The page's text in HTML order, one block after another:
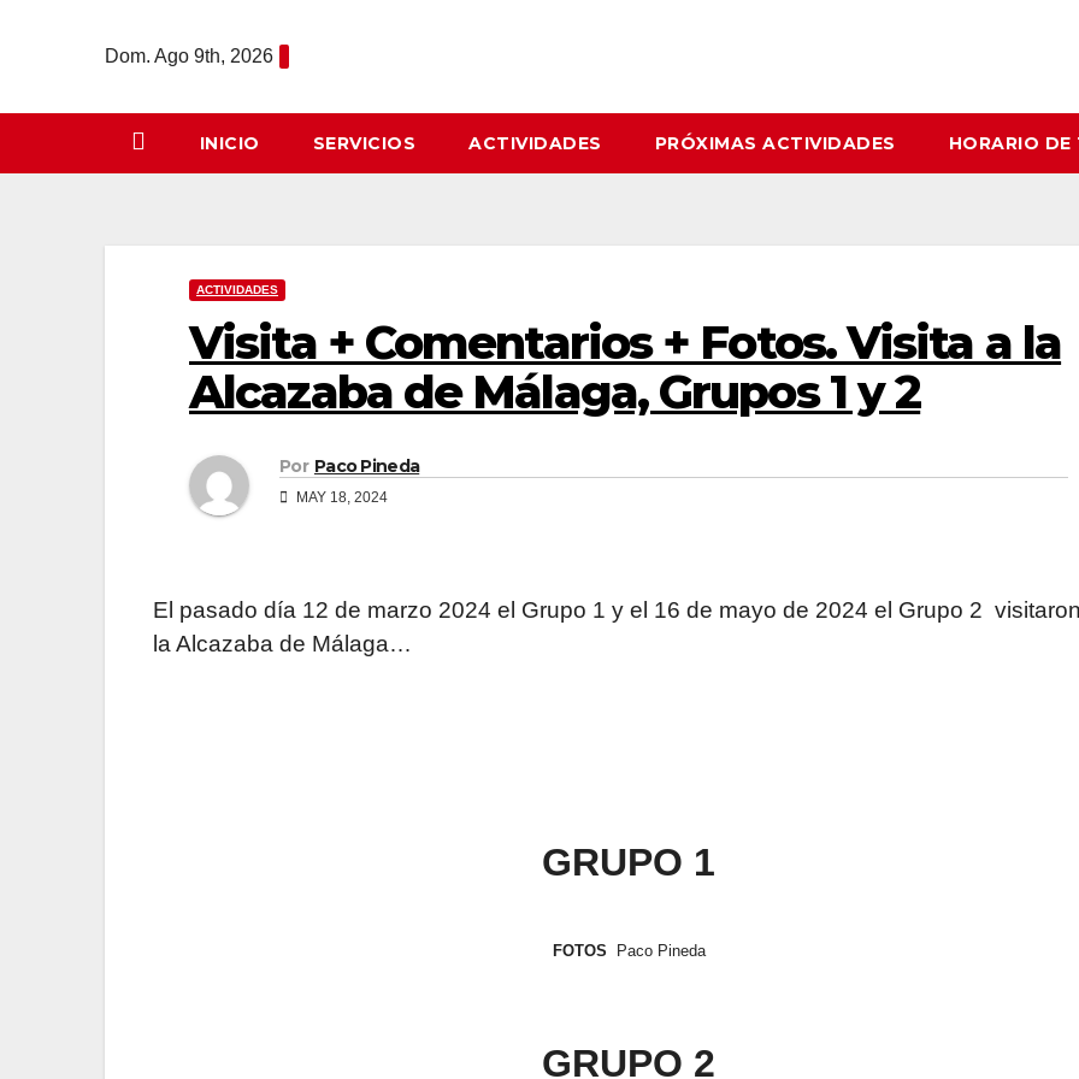
Dom. Ago 9th, 2026
INICIO SERVICIOS ACTIVIDADES PRÓXIMAS ACTIVIDADES HORARIO DE
ACTIVIDADES
Visita + Comentarios + Fotos. Visita a la
Alcazaba de Málaga, Grupos 1 y 2
Por Paco Pineda
MAY 18, 2024
El pasado día 12 de marzo 2024 el Grupo 1 y el 16 de mayo de 2024 el Grupo 2
la Alcazaba de Málaga…
GRUPO 1
FOTOS Paco Pineda
GRUPO 2